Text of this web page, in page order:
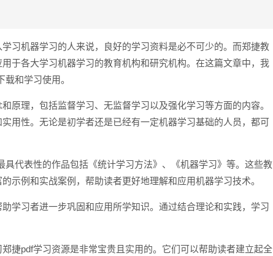
习机器学习的人来说，良好的学习资料是必不可少的。而郑捷教
于各大学习机器学习的教育机构和研究机构。在这篇文章中，我
和学习使用。
原理，包括监督学习、无监督学习以及强化学习等方面的内容。
用性。无论是初学者还是已经有一定机器学习基础的人员，都可
代表性的作品包括《统计学习方法》、《机器学习》等。这些教
示例和实战案例，帮助读者更好地理解和应用机器学习技术。
学习者进一步巩固和应用所学知识。通过结合理论和实践，学习
捷pdf学习资源是非常宝贵且实用的。它们可以帮助读者建立起全